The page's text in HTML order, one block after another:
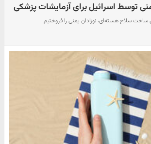
توسط اسرائیل برای آزمایشات پزشکی
سلاح هسته‌ای، نوزادان یمنی را فروختیم